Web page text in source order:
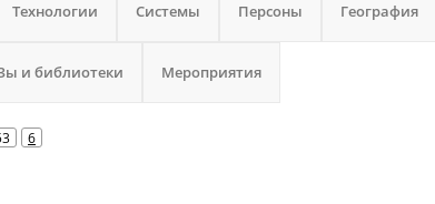
Технологии Системы Персоны География
и библиотеки Мероприятия
6